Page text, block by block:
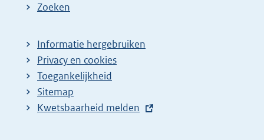
Zoeken
Informatie hergebruiken
Privacy en cookies
Toegankelijkheid
Sitemap
E
Kwetsbaarheid melden